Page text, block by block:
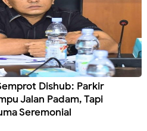
Dishub: Parkir
Jalan Padam, Tapi
Seremonial